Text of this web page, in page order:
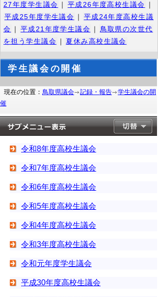
27年度学生議会 ｜ 平成26年度高校生議会
｜
平成25年度学生議会 ｜
平成24年度高校生議
会 ｜ 平成21年度学生議会 ｜
鳥取県の次世代
を担う学生議会 ｜ 夏休み高校生議会
学生議会の開催
現在の位置： 鳥取県議会 記録・報告
学生議会の開
催
令和8年度高校生議会
令和7年度高校生議会
令和6年度高校生議会
令和5年度高校生議会
令和4年度高校生議会
令和3年度高校生議会
令和元年度学生議会
平成30年度高校生議会